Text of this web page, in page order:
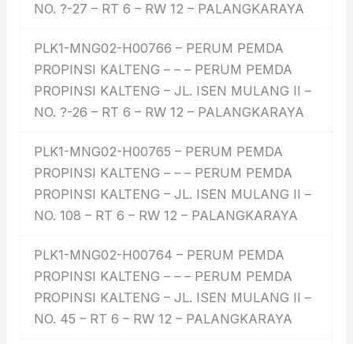
NO. ?-27 – RT 6 – RW 12 – PALANGKARAYA
PLK1-MNG02-H00766 – PERUM PEMDA
PROPINSI KALTENG – – – PERUM PEMDA
PROPINSI KALTENG – JL. ISEN MULANG II –
NO. ?-26 – RT 6 – RW 12 – PALANGKARAYA
PLK1-MNG02-H00765 – PERUM PEMDA
PROPINSI KALTENG – – – PERUM PEMDA
PROPINSI KALTENG – JL. ISEN MULANG II –
NO. 108 – RT 6 – RW 12 – PALANGKARAYA
PLK1-MNG02-H00764 – PERUM PEMDA
PROPINSI KALTENG – – – PERUM PEMDA
PROPINSI KALTENG – JL. ISEN MULANG II –
NO. 45 – RT 6 – RW 12 – PALANGKARAYA